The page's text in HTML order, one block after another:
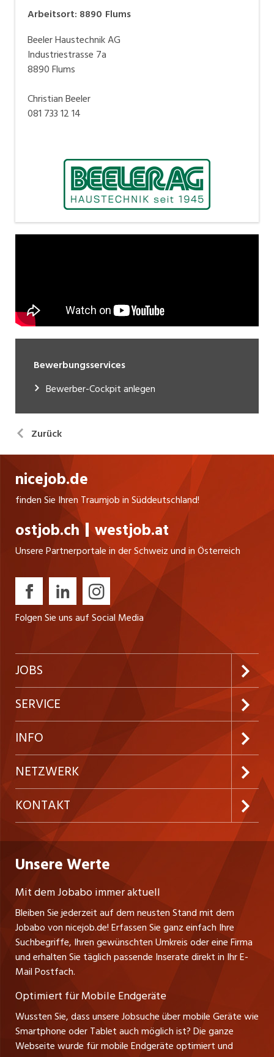
Arbeitsort: 8890 Flums
Beeler Haustechnik AG
Industriestrasse 7a
8890 Flums
Christian Beeler
081 733 12 14
Bewerbungsservices
Bewerber-Cockpit anlegen
Zurück
nicejob.de
finden Sie Ihren Traumjob in Süddeutschland!
ostjob.ch westjob.at
Unsere Partnerportale in der Schweiz und in Österreich
Folgen Sie uns auf Social Media
JOBS
Jobabo abonnieren
Neue Stellen
Festanstellungen
Temporäre Jobs
Freelance Jobs
Praktika
Führungspositionen
Management / Kader-Jobs
SERVICE
Kundenlogin
Inserieren
Firmen
Personalvermittler
INFO
Preise und Leistungen
AGB
Datenschutzerklärung
Nutzungsbedingungen
Impressum
NETZWERK
ostjob.ch
westjob.at
jobzüri.ch
jobmittelland.ch
jobbern.ch
jobbasel.ch
zentraljob.ch
myjob.ch
schaffu.ch (VS)
KONTAKT
Niederlassung
Fa. nicejob.de
PR Medien GmbH
Lindauer Straße 16
D-88239 Wangen
Tel. +49 07522 795034
Thomas Reiner
Ansprechpartner
Unsere Werte
Mit dem Jobabo immer aktuell
Bleiben Sie jederzeit auf dem neusten Stand mit dem
Jobabo von nicejob.de! Erfassen Sie ganz einfach Ihre
Suchbegriffe, Ihren gewünschten Umkreis oder eine Firma
und erhalten Sie täglich passende Inserate direkt in Ihr E-
Mail Postfach.
Optimiert für Mobile Endgeräte
Wussten Sie, dass unsere Jobsuche über mobile Geräte wie
Smartphone oder Tablet auch möglich ist? Die ganze
Webseite wurde für mobile Endgeräte optimiert und